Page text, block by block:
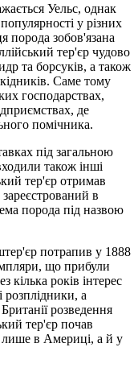
Уельс, однак
у різних
порода зобов'язана
тер'єр чудово
та борсуків, а також
Саме тому
господарствах,
де
помічника.
під загальною
також інші
тер'єр отримав
в
порода під назвою
потрапив у 1888
що прибули
кілька років інтерес
розплідники, а
розведення
тер'єр почав
лише в Америці, а й у